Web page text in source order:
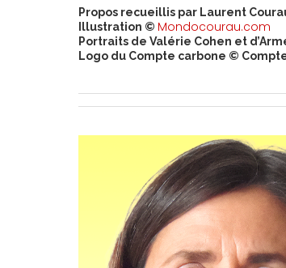
Propos recueillis par Laurent
Illustration © Mondocourau.com
Portraits de Valérie Cohen et
Logo du Compte carbone ©